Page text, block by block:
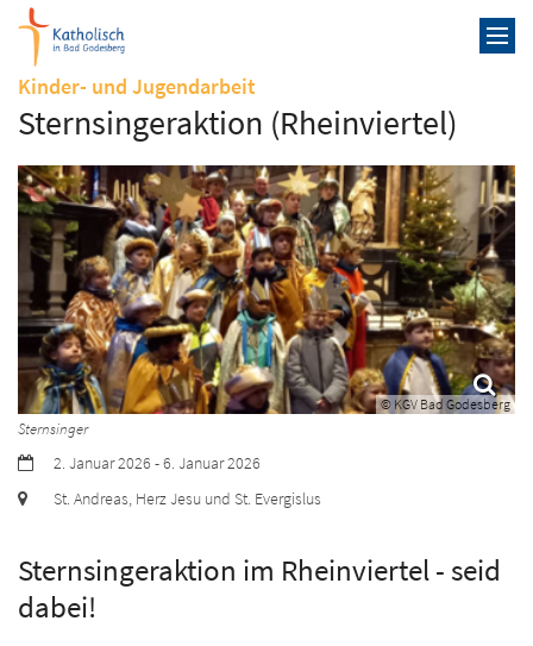
Zum Inhalt springen
Kinder- und Jugendarbeit
Sternsingeraktion (Rheinviertel)
© KGV Bad Godesberg
Sternsinger
Datum:2. Januar 2026 - 6. Januar 2026
Ort:
St. Andreas, Herz Jesu und St. Evergislus
Sternsingeraktion im Rheinviertel - seid
dabei!